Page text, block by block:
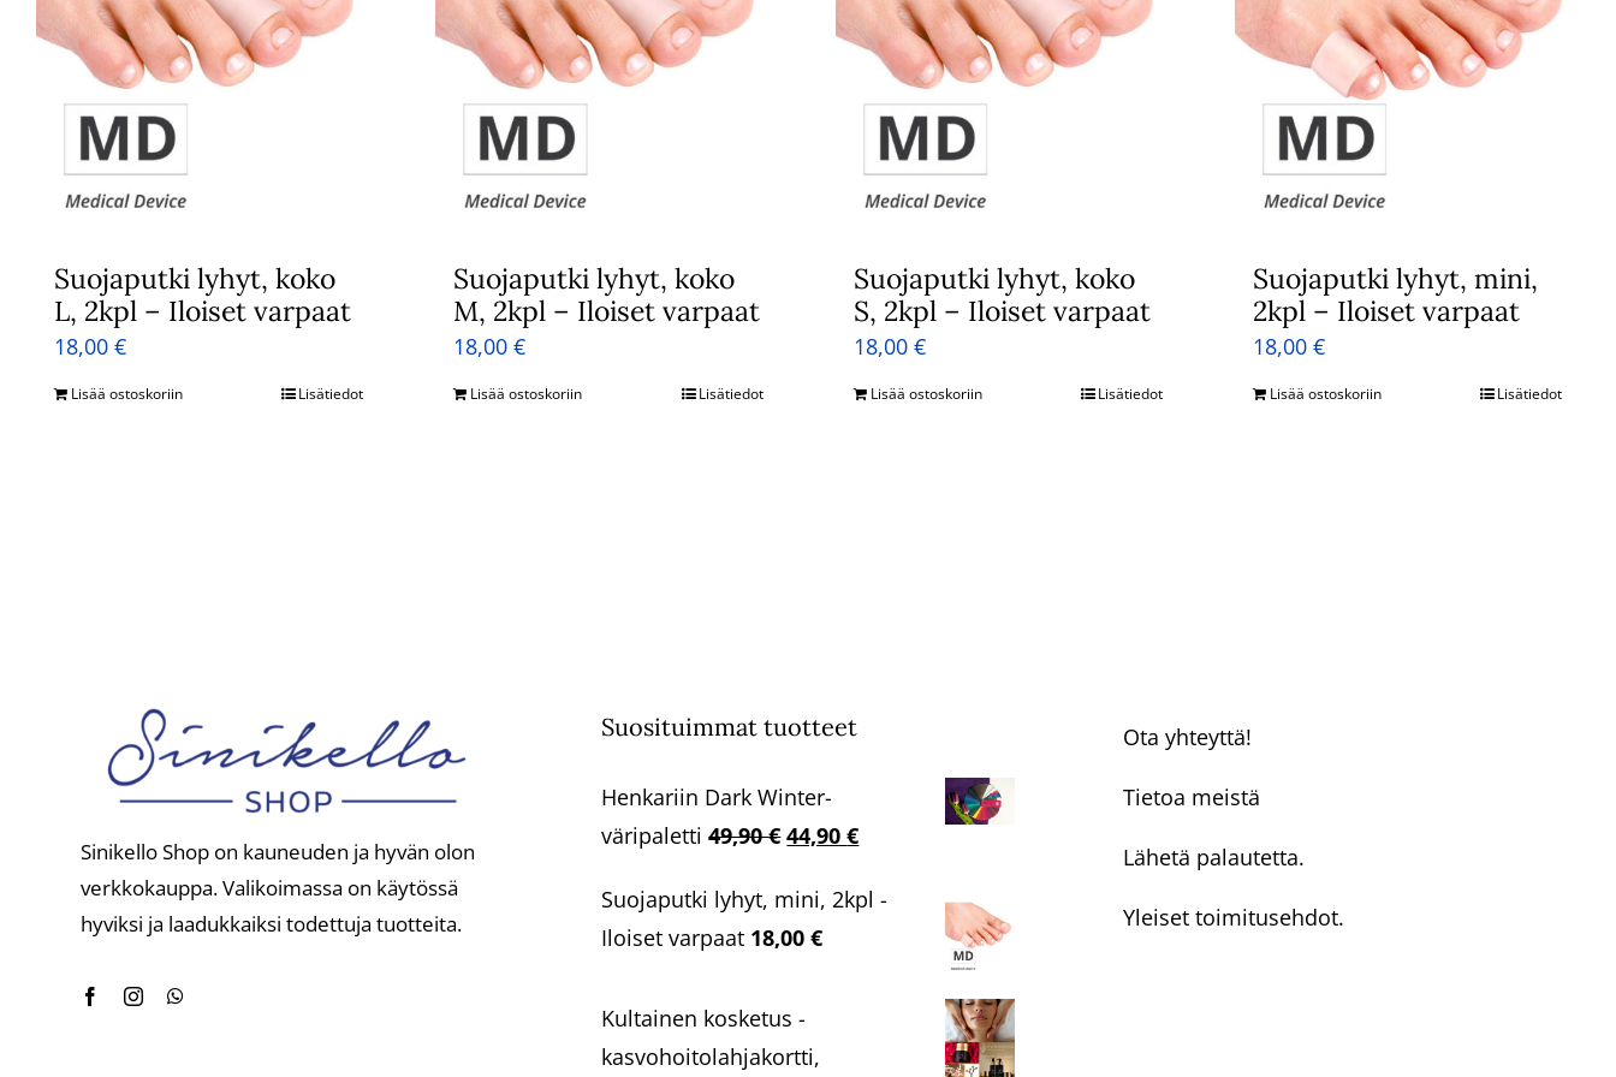
Suojaputki lyhyt, koko
L, 2kpl – Iloiset varpaat
18,00 €
Lisää ostoskoriin Lisätiedot
Suojaputki lyhyt, koko
M, 2kpl – Iloiset varpaat
18,00€
Lisää ostoskoriin Lisätiedot
Suojaputki lyhyt, koko
S, 2kpl – Iloiset varpaat
18,00 €
Lisää ostoskoriin Lisätiedot
Suojaputki lyhyt, mini,
2kpl – Iloiset varpaat
18,00 €
Lisää ostoskoriin Lisätiedot
Sinikello Shop on kauneuden ja hyvän olon
verkkokauppa. Valikoimassa on käytössä
hyviksi ja laadukkaiksi todettuja tuotteita.
Suosituimmat tuotteet
Henkariin Dark Winter-
väripaletti 49,90€Alkuperäinen
oli:
49,90 €.
44,90€Nykyinen
on:
Suojaputki lyhyt, mini, 2kpl -
Iloiset varpaat 18,00€
Kultainen kosketus -
kasvohoitolahjakortti,
Ota yhteyttä!
Tietoa meistä
Lähetä palautetta.
Yleiset toimitusehdot.